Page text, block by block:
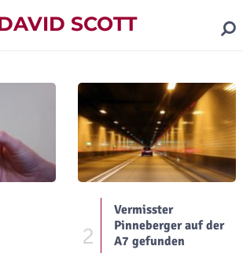
SCOTT
2
Vermisster
Pinneberger auf der
A7 gefunden